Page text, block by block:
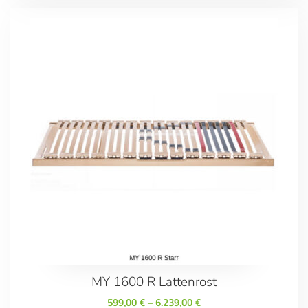
MY 1600 R Lattenrost
599,00 € – 6.239,00 €